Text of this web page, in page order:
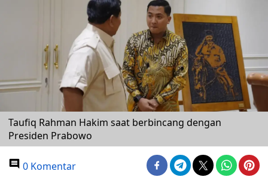
Taufiq Rahman Hakim saat berbincang dengan
Presiden Prabowo
0 Komentar